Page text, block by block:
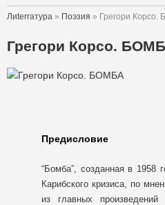
Лиterraтура » Поэзия » Грегори Корсо.
Грегори Корсо.
Предисловие
“Бомба”, созданная в 1958
Карибского кризиса, по
из главных произведений